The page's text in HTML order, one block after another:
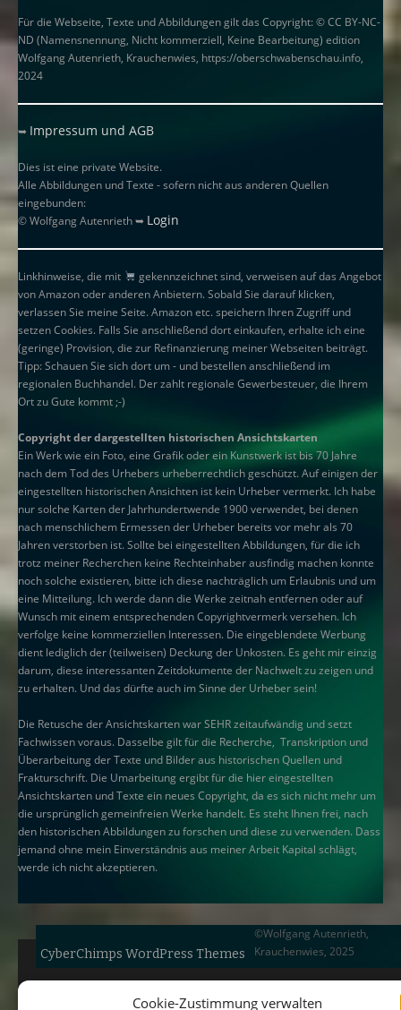
Cookie-Zustimmung verwalten
Für die Webseite, Texte und Abbildungen gilt das Copyright: © CC BY-NC-
ND (Namensnennung, Nicht kommerziell, Keine Bearbeitung) edition
Wolfgang Autenrieth, Krauchenwies, https://oberschwabenschau.info,
2024
➥ Impressum und AGB
Dies ist eine private Website.
Alle Abbildungen und Texte - sofern nicht aus anderen Quellen
eingebunden:
© Wolfgang Autenrieth ➥ Login
Linkhinweise, die mit
gekennzeichnet sind, verweisen auf das Angebot
von Amazon oder anderen Anbietern. Sobald Sie darauf klicken,
verlassen Sie meine Seite. Amazon etc. speichern Ihren Zugriff und
setzen Cookies. Falls Sie anschließend dort einkaufen, erhalte ich eine
(geringe) Provision, die zur Refinanzierung meiner Webseiten beiträgt.
Tipp: Schauen Sie sich dort um - und bestellen anschließend im
regionalen Buchhandel. Der zahlt regionale Gewerbesteuer, die Ihrem
Ort zu Gute kommt ;-)
Copyright der dargestellten historischen Ansichtskarten
Ein Werk wie ein Foto, eine Grafik oder ein Kunstwerk ist bis 70 Jahre
nach dem Tod des Urhebers urheberrechtlich geschützt. Auf einigen der
eingestellten historischen Ansichten ist kein Urheber vermerkt. Ich habe
nur solche Karten der Jahrhundertwende 1900 verwendet, bei denen
nach menschlichem Ermessen der Urheber bereits vor mehr als 70
Jahren verstorben ist. Sollte bei eingestellten Abbildungen, für die ich
trotz meiner Recherchen keine Rechteinhaber ausfindig machen konnte
noch solche existieren, bitte ich diese nachträglich um Erlaubnis und um
eine Mitteilung. Ich werde dann die Werke zeitnah entfernen oder auf
Wunsch mit einem entsprechenden Copyrightvermerk versehen. Ich
verfolge keine kommerziellen Interessen. Die eingeblendete Werbung
dient lediglich der (teilweisen) Deckung der Unkosten. Es geht mir einzig
darum, diese interessanten Zeitdokumente der Nachwelt zu zeigen und
zu erhalten. Und das dürfte auch im Sinne der Urheber sein!
Die Retusche der Ansichtskarten war SEHR zeitaufwändig und setzt
Fachwissen voraus. Dasselbe gilt für die Recherche, Transkription und
Überarbeitung der Texte und Bilder aus historischen Quellen und
Frakturschrift. Die Umarbeitung ergibt für die hier eingestellten
Ansichtskarten und Texte ein neues Copyright, da es sich nicht mehr um
die ursprünglich gemeinfreien Werke handelt. Es steht Ihnen frei, nach
den historischen Abbildungen zu forschen und diese zu verwenden. Dass
jemand ohne mein Einverständnis aus meiner Arbeit Kapital schlägt,
werde ich nicht akzeptieren.
CyberChimps WordPress Themes
©Wolfgang Autenrieth,
Krauchenwies, 2025